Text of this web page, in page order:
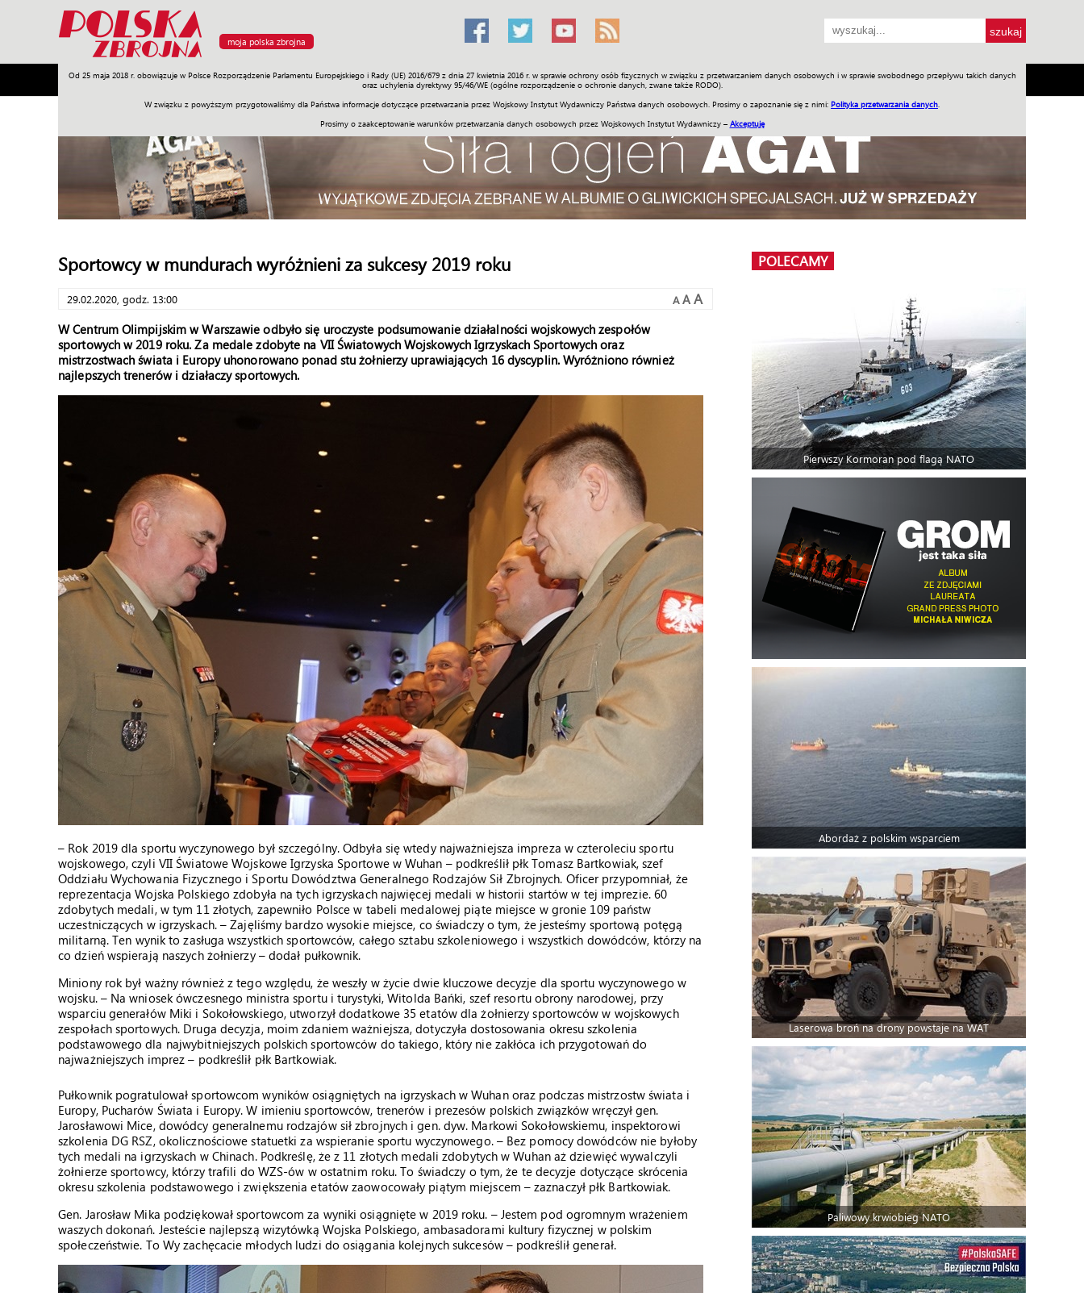
moja polska zbrojna
Od 25 maja 2018 r. obowiązuje w Polsce Rozporządzenie Parlamentu Europejskiego i Rady (UE) 2016/679 z dnia 27 kwietnia 2016 r. w sprawie ochrony osób fizycznych w związku z przetwarzaniem danych osobowych i w sprawie swobodnego przepływu takich danych
oraz uchylenia dyrektywy 95/46/WE (ogólne rozporządzenie o ochronie danych, zwane także RODO).
W związku z powyższym przygotowaliśmy dla Państwa informacje dotyczące przetwarzania przez Wojskowy Instytut Wydawniczy Państwa danych osobowych. Prosimy o zapoznanie się z nimi: Polityka przetwarzania danych
Prosimy o zaakceptowanie warunków przetwarzania danych osobowych przez Wojskowych Instytut Wydawniczy – Akceptuję
Armia Poligon Sprzęt Misje Polityka Prawo Świat Społeczność Sport Historia Galerie Wideo ENGLISH SKLEP Jednodniówki Praca w WIW
Sportowcy w mundurach wyróżnieni za sukcesy 2019 roku
29.02.2020, godz. 13:00 A A A
W Centrum Olimpijskim w Warszawie odbyło się uroczyste podsumowanie działalności wojskowych zespołów
sportowych w 2019 roku. Za medale zdobyte na VII Światowych Wojskowych Igrzyskach Sportowych oraz
mistrzostwach świata i Europy uhonorowano ponad stu żołnierzy uprawiających 16 dyscyplin. Wyróżniono również
najlepszych trenerów i działaczy sportowych.
– Rok 2019 dla sportu wyczynowego był szczególny. Odbyła się wtedy najważniejsza impreza w czteroleciu sportu
wojskowego, czyli VII Światowe Wojskowe Igrzyska Sportowe w Wuhan – podkreślił płk Tomasz Bartkowiak, szef
Oddziału Wychowania Fizycznego i Sportu Dowództwa Generalnego Rodzajów Sił Zbrojnych. Oficer przypomniał, że
reprezentacja Wojska Polskiego zdobyła na tych igrzyskach najwięcej medali w historii startów w tej imprezie. 60
zdobytych medali, w tym 11 złotych, zapewniło Polsce w tabeli medalowej piąte miejsce w gronie 109 państw
uczestniczących w igrzyskach. – Zajęliśmy bardzo wysokie miejsce, co świadczy o tym, że jesteśmy sportową potęgą
militarną. Ten wynik to zasługa wszystkich sportowców, całego sztabu szkoleniowego i wszystkich dowódców, którzy na
co dzień wspierają naszych żołnierzy – dodał pułkownik.
Miniony rok był ważny również z tego względu, że weszły w życie dwie kluczowe decyzje dla sportu wyczynowego w
wojsku. – Na wniosek ówczesnego ministra sportu i turystyki, Witolda Bańki, szef resortu obrony narodowej, przy
wsparciu generałów Miki i Sokołowskiego, utworzył dodatkowe 35 etatów dla żołnierzy sportowców w wojskowych
zespołach sportowych. Druga decyzja, moim zdaniem ważniejsza, dotyczyła dostosowania okresu szkolenia
podstawowego dla najwybitniejszych polskich sportowców do takiego, który nie zakłóca ich przygotowań do
najważniejszych imprez – podkreślił płk Bartkowiak.
Pułkownik pogratulował sportowcom wyników osiągniętych na igrzyskach w Wuhan oraz podczas mistrzostw świata i
Europy, Pucharów Świata i Europy. W imieniu sportowców, trenerów i prezesów polskich związków wręczył gen.
Jarosławowi Mice, dowódcy generalnemu rodzajów sił zbrojnych i gen. dyw. Markowi Sokołowskiemu, inspektorowi
szkolenia DG RSZ, okolicznościowe statuetki za wspieranie sportu wyczynowego. – Bez pomocy dowódców nie byłoby
tych medali na igrzyskach w Chinach. Podkreślę, że z 11 złotych medali zdobytych w Wuhan aż dziewięć wywalczyli
żołnierze sportowcy, którzy trafili do WZS-ów w ostatnim roku. To świadczy o tym, że te decyzje dotyczące skrócenia
okresu szkolenia podstawowego i zwiększenia etatów zaowocowały piątym miejscem – zaznaczył płk Bartkowiak.
Gen. Jarosław Mika podziękował sportowcom za wyniki osiągnięte w 2019 roku. – Jestem pod ogromnym wrażeniem
waszych dokonań. Jesteście najlepszą wizytówką Wojska Polskiego, ambasadorami kultury fizycznej w polskim
społeczeństwie. To Wy zachęcacie młodych ludzi do osiągania kolejnych sukcesów – podkreślił generał.
POLECAMY
Pierwszy Kormoran pod flagą NATO
Abordaż z polskim wsparciem
Laserowa broń na drony powstaje na WAT
Paliwowy krwiobieg NATO